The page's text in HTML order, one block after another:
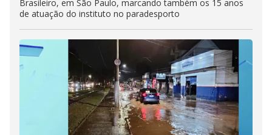
Brasileiro, em São Paulo, marcando também os 15 anos
de atuação do instituto no paradesporto